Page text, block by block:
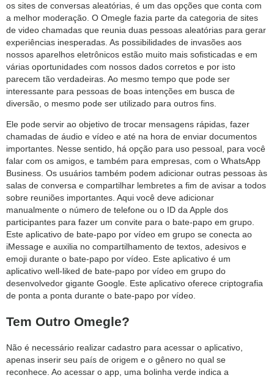
os sites de conversas aleatórias, é um das opções que conta com
a melhor moderação. O Omegle fazia parte da categoria de sites
de video chamadas que reunia duas pessoas aleatórias para gerar
experiências inesperadas. As possibilidades de invasões aos
nossos aparelhos eletrônicos estão muito mais sofisticadas e em
várias oportunidades com nossos dados corretos e por isto
parecem tão verdadeiras. Ao mesmo tempo que pode ser
interessante para pessoas de boas intenções em busca de
diversão, o mesmo pode ser utilizado para outros fins.
Ele pode servir ao objetivo de trocar mensagens rápidas, fazer
chamadas de áudio e vídeo e até na hora de enviar documentos
importantes. Nesse sentido, há opção para uso pessoal, para você
falar com os amigos, e também para empresas, com o WhatsApp
Business. Os usuários também podem adicionar outras pessoas às
salas de conversa e compartilhar lembretes a fim de avisar a todos
sobre reuniões importantes. Aqui você deve adicionar
manualmente o número de telefone ou o ID da Apple dos
participantes para fazer um convite para o bate-papo em grupo.
Este aplicativo de bate-papo por vídeo em grupo se conecta ao
iMessage e auxilia no compartilhamento de textos, adesivos e
emoji durante o bate-papo por vídeo. Este aplicativo é um
aplicativo well-liked de bate-papo por vídeo em grupo do
desenvolvedor gigante Google. Este aplicativo oferece criptografia
de ponta a ponta durante o bate-papo por vídeo.
Tem Outro Omegle?
Não é necessário realizar cadastro para acessar o aplicativo,
apenas inserir seu país de origem e o gênero no qual se
reconhece. Ao acessar o app, uma bolinha verde indica a